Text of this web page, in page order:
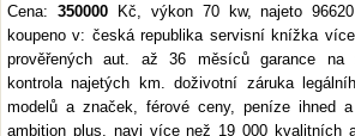
Cena: 350000Kč, výkon 70 kw, najeto
koupeno v: česká republika servisní knížka
prověřených aut. až 36 měsíců garance na
kontrola najetých km. doživotní záruka
modelů a značek, férové ceny, peníze ihned
ambition plus, navi více než 19 000 kvalitních